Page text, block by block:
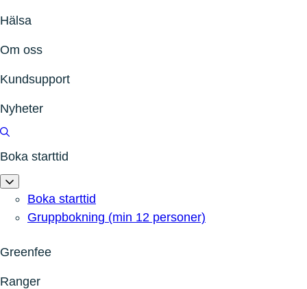
Hälsa
Om oss
Kundsupport
Nyheter
Boka starttid
Boka starttid
Gruppbokning (min 12 personer)
Greenfee
Ranger